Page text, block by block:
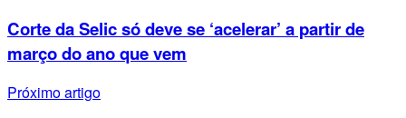
Corte da Selic só deve se ‘acelerar’ a partir de
março do ano que vem
Próximo artigo